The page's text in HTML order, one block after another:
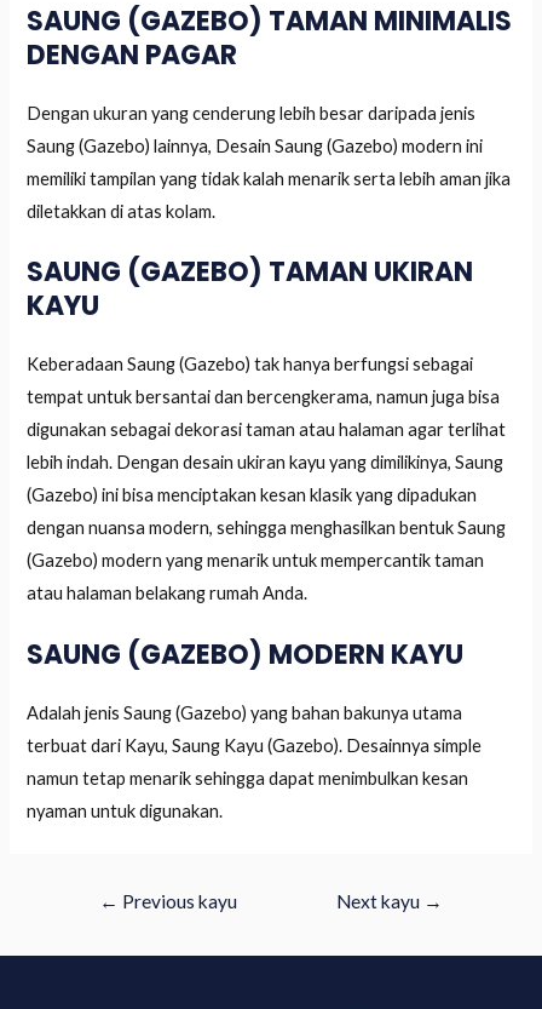
SAUNG (GAZEBO) TAMAN MINIMALIS
DENGAN PAGAR
Dengan ukuran yang cenderung lebih besar daripada jenis
Saung (Gazebo) lainnya, Desain Saung (Gazebo) modern ini
memiliki tampilan yang tidak kalah menarik serta lebih aman jika
diletakkan di atas kolam.
SAUNG (GAZEBO) TAMAN UKIRAN
KAYU
Keberadaan Saung (Gazebo) tak hanya berfungsi sebagai
tempat untuk bersantai dan bercengkerama, namun juga bisa
digunakan sebagai dekorasi taman atau halaman agar terlihat
lebih indah. Dengan desain ukiran kayu yang dimilikinya, Saung
(Gazebo) ini bisa menciptakan kesan klasik yang dipadukan
dengan nuansa modern, sehingga menghasilkan bentuk Saung
(Gazebo) modern yang menarik untuk mempercantik taman
atau halaman belakang rumah Anda.
SAUNG (GAZEBO) MODERN KAYU
Adalah jenis Saung (Gazebo) yang bahan bakunya utama
terbuat dari Kayu, Saung Kayu (Gazebo). Desainnya simple
namun tetap menarik sehingga dapat menimbulkan kesan
nyaman untuk digunakan.
← Previous kayu Next kayu →